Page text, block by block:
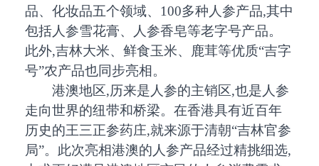
品、化妆品五个领域、100多种人参产品,其中
包括人参雪花膏、人参香皂等老字号产品。
此外,吉林大米、鲜食玉米、鹿茸等优质“吉字
号”农产品也同步亮相。
港澳地区,历来是人参的主销区,也是人参
走向世界的纽带和桥梁。在香港具有近百年
历史的王三正参药庄,就来源于清朝“吉林官参
局”。此次亮相港澳的人参产品经过精挑细选,